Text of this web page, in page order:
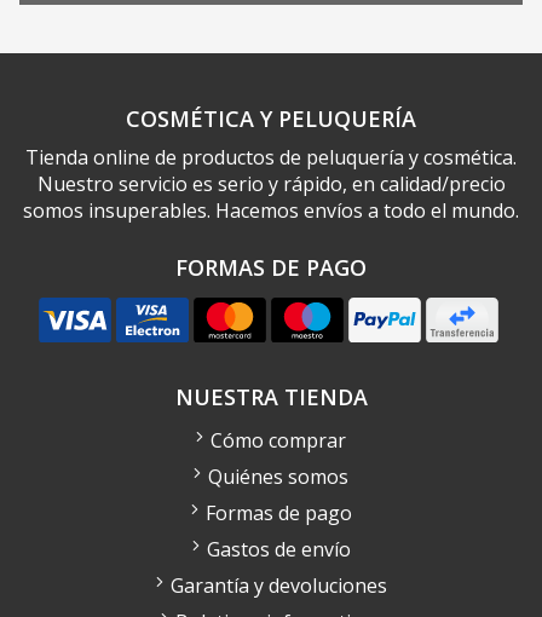
COSMÉTICA Y PELUQUERÍA
Tienda online de productos de peluquería y cosmética.
Nuestro servicio es serio y rápido, en calidad/precio
somos insuperables. Hacemos envíos a todo el mundo.
FORMAS DE PAGO
NUESTRA TIENDA
Cómo comprar
Quiénes somos
Formas de pago
Gastos de envío
Garantía y devoluciones